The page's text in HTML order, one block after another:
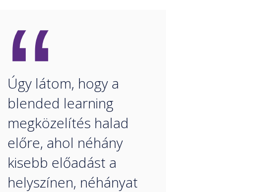
“
Úgy látom, hogy a
blended learning
megközelítés halad
előre, ahol néhány
kisebb előadást a
helyszínen, néhányat